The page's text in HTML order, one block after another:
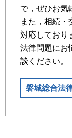
で，ぜひお気
また，相続・
対応しており
法律問題にお
談ください。
磐城総合法